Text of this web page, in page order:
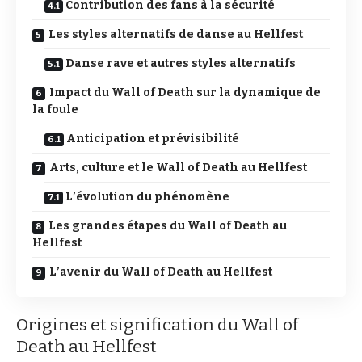
Contribution des fans à la sécurité
Les styles alternatifs de danse au Hellfest
Danse rave et autres styles alternatifs
Impact du Wall of Death sur la dynamique de
la foule
Anticipation et prévisibilité
Arts, culture et le Wall of Death au Hellfest
L’évolution du phénomène
Les grandes étapes du Wall of Death au
Hellfest
L’avenir du Wall of Death au Hellfest
Origines et signification du Wall of
Death au Hellfest